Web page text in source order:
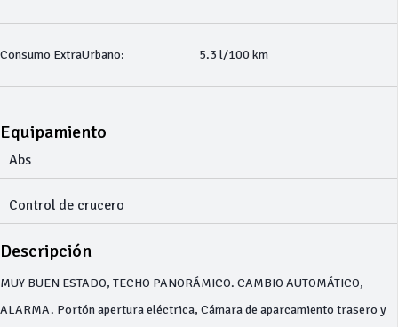
Consumo ExtraUrbano: 5.3 l/100 km
Equipamiento
Abs
Control de crucero
Descripción
MUY BUEN ESTADO, TECHO PANORÁMICO. CAMBIO AUTOMÁTICO,
ALARMA. Portón apertura eléctrica, Cámara de aparcamiento trasero y